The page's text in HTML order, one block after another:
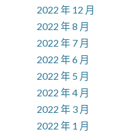
2022 年 12 月
2022 年 8 月
2022 年 7 月
2022 年 6 月
2022 年 5 月
2022 年 4 月
2022 年 3 月
2022 年 1 月